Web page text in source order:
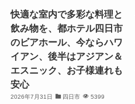
快適な室内で多彩な料理と
飲み物を、都ホテル四日市
のビアホール、今ならハワ
イアン、後半はアジアン＆
エスニック、お子様連れも
安心
2026年7月31日 四日市 5399